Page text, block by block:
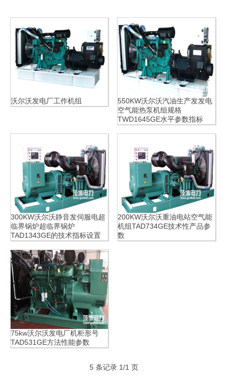
组制造 制造 制造
广西顶博发电机组制
造:无锡斯坦福发电机型
广西顶博发电机组制
造:上海斯坦福发电机型
马拉松发电机
移动拖车发电机组
静音发电机组
ENGGA
深海控制器
顶博云平台管理系统 广西顶博发电机组制
造:小型发电机组/电焊发
电机组/多功能发电机组
防汛排涝移动泵车 沃尔沃广西顶博发电机
组制造
广西顶博发电机组制
造:珀金斯广西顶博发电
机组制造
韩国斗山发电机组 道依茨广西顶博发电机
组制造
无动广西顶博发电机组
制造
威曼广西顶博发电机组
制造
通柴广西顶博发电机组
沃尔沃发电厂工作机组
550KW沃尔沃汽油生产发发电
空气能热泵机组规格
TWD1645GE水平参数指标
300KW沃尔沃静音发伺服电超
临界锅炉超临界锅炉
TAD1343GE的技术指标设置
200KW沃尔沃重油电站空气能
机组TAD734GE技术性产品参
数
75kw沃尔沃发电厂机柜形号
TAD531GE方法性能参数
5 条记录 1/1 页